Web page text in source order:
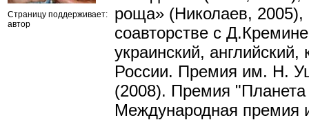
Страницу поддерживает:
автор
роща» (Николаев,
соавторстве с
украинский,
России. Премия им. Н.
(2008). Премия
Международная премия